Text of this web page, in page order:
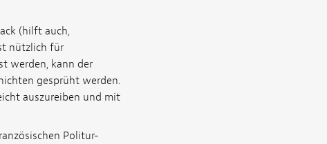
(hilft auch,
nützlich für
werden, kann der
gesprüht werden.
auszureiben und mit
Politur-